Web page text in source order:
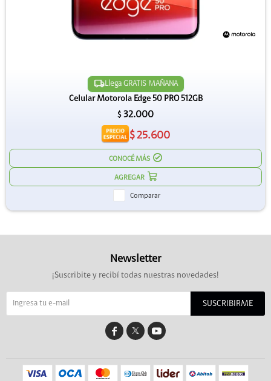
Llega GRATIS MAÑANA
Celular Motorola Edge 50 PRO 512GB
$ 32.000
$ 25.600
CONOCÉ MÁS
Comparar
Newsletter
¡Suscribite y recibí todas nuestras novedades!
SUSCRIBIRME
 